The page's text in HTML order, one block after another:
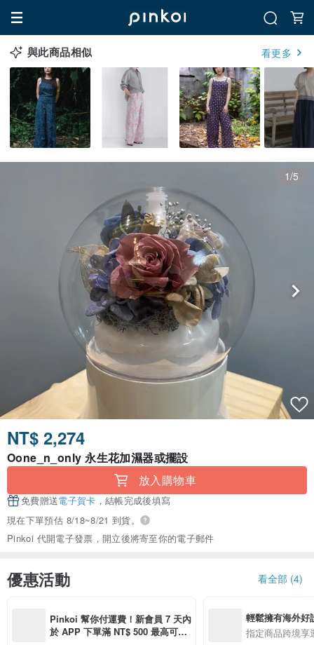
與此商品相似 看更多
1/5
NT$ 2,274
Oone_n_only 永生花加濕器或擺設
放入購物車
免費贈送電子賀卡 ，結帳完成後填寫
現在下單預估 8/18~8/21 到貨。
Pinkoi 代開電子發票，開立後將寄至你的電子郵件
優惠活動 看全部 (4)
Pinkoi 幫你付運費！新會員 7 天內
於 APP 下單滿 NT$ 500 最高可折
輕鬆擁有海外好
指定商品跨境享